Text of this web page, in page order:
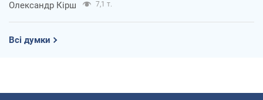
Олександр Кірш 7,1 т.
Всі думки